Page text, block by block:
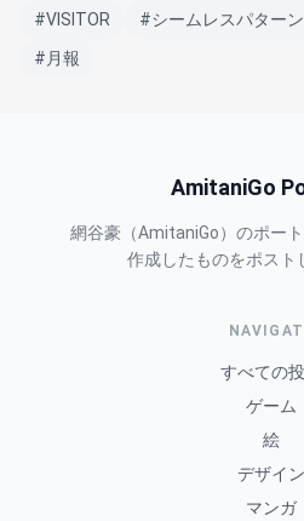
#VISITOR
#シームレスパターン
#月報
AmitaniGo
網谷豪（AmitaniGo）のポー
作成したものをポスト
すべての
ゲーム
絵
デザイン
マンガ